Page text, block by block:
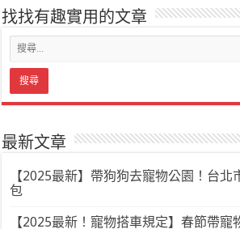
找找有趣實用的文章
最新文章
【2025最新】帶狗狗去寵物公園！台北
包
【2025最新！寵物搭車規定】春節帶寵